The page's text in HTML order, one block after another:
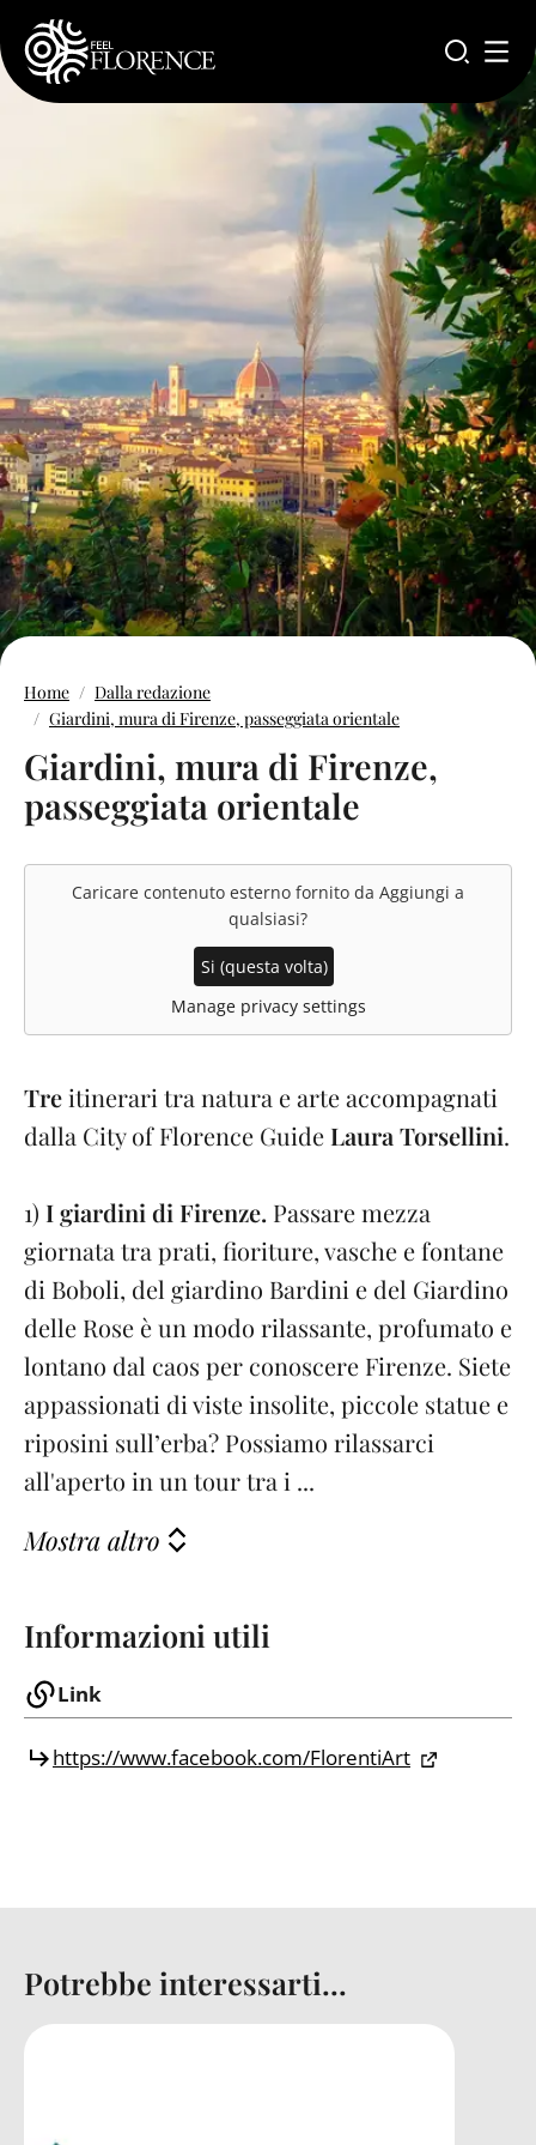
Salta al contenuto principale
Home
Dalla redazione
Giardini, mura di Firenze, passeggiata orientale
Giardini, mura di Firenze,
passeggiata orientale
Caricare contenuto esterno fornito da Aggiungi a
qualsiasi?
Si (questa volta)
Manage privacy settings
Treitinerari tra natura e arte accompagnati
dalla City of Florence Guide Laura Torsellini.
1) I giardini di Firenze. Passare mezza
giornata tra prati, fioriture, vasche e fontane
di Boboli, del giardino Bardini e del Giardino
delle Rose è un modo rilassante, profumato e
lontano dal caos per conoscere Firenze. Siete
appassionati di viste insolite, piccole statue e
riposini sull’erba? Possiamo rilassarci
all'aperto in un tour tra i ...
Mostra altro
Informazioni utili
Link
https://www.facebook.com/FlorentiArt
Potrebbe interessarti...